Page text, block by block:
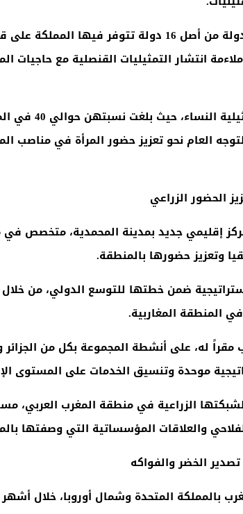
وأوضحت الوزارة أن هذا التعديل الواسع همّ 11 دولة من أصل 16 دولة تتوفر فيها
انتشار التمثيليات القنصلية مع حاجيات
كما تميزت هذه التعيينات بارتفاع
العام نحو تعزيز حضور المرأة في مناصب
الحضور الزراعي
إقليمي جديد بمدينة المحمدية، متخصص في
وتعزيز حضورها بالمنطقة.
ضمن خطتها للتوسع الدولي، من خلال
المنطقة المغاربية.
له، على أنشطة المجموعة بكل من
موحدة وتنسيق الخدمات على المستوى
الزراعية في منطقة المغرب العربي،
والعلاقات المؤسساتية التي وصفتها
الخضر والفواكه
بالمملكة المتحدة وشمال أوروبا، خلال